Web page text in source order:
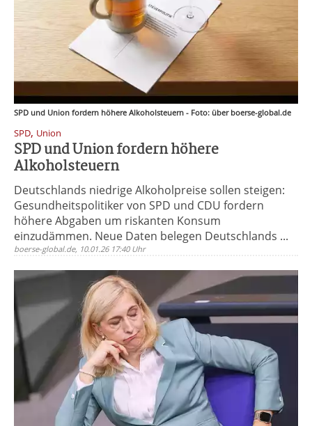
SPD und Union fordern höhere Alkoholsteuern - Foto: über boerse-global.de
SPD, Union
SPD und Union fordern höhere
Alkoholsteuern
Deutschlands niedrige Alkoholpreise sollen steigen:
Gesundheitspolitiker von SPD und CDU fordern
höhere Abgaben um riskanten Konsum
einzudämmen. Neue Daten belegen Deutschlands ...
boerse-global.de, 10.01.26 17:40 Uhr